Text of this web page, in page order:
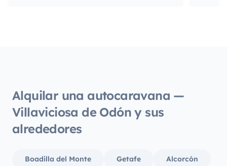
Alquilar una autocaravana —
Villaviciosa de Odón y sus
alrededores
Boadilla del Monte Getafe Alcorcón